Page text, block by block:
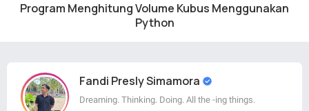
Program Menghitung Volume Kubus Menggunakan
Python
Fandi Presly Simamora
Dreaming. Thinking. Doing. All the -ing things.